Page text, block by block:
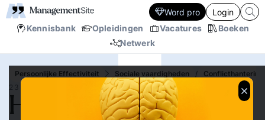
Kennisbank Opleidingen Vacatures
Boeken
Netwerk
Word pro Login
Persoonlijke Effectiviteit Sociale vaardigheden /
23 SEP.‘10
Hoe krijg ik macht?